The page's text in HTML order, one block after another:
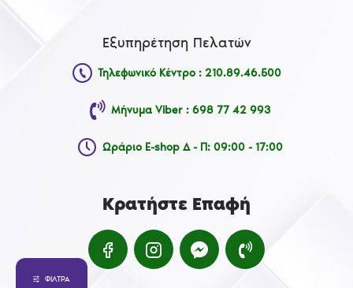
Εξυπηρέτηση Πελατών
Τηλεφωνικό Κέντρο : 210.89.46.500
Μήνυμα Viber : 698 77 42 993
Ωράριο E-shop Δ - Π: 09:00 - 17:00
Κρατήστε Επαφή
ΦΊΛΤΡΑ